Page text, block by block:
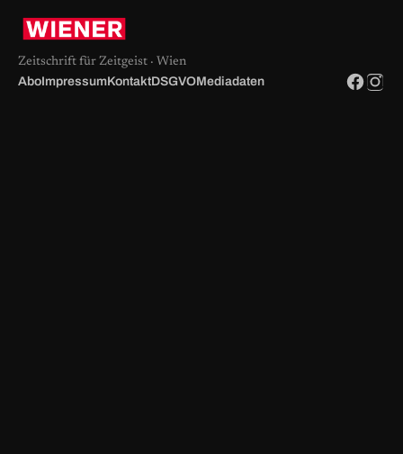
Zeitschrift für Zeitgeist · Wien
AboImpressumKontaktDSGVOMediadaten